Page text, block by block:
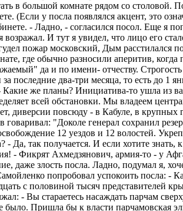
в большой комнате рядом со столовой.
(Если у посла появлялся акцент, это
- Ладно, - согласился посол. Еще я
возражал. И тут я увидел, что лицо его
пожар московский, Дым расстилался
где обычно разносили аперитив, когда
да и по имени- отчеству.
два-три месяца, то есть до 1
Какие же планы? Инициатива-то ушла из
всей обстановки. Мы владеем
диверсии повсюду - в Кабуле, в
"Доколе генерал сохранил
12 уездов и 12 волостей.
- Да, так получается. И если хотите
- Фикрят Ахмедзянович, армия-то - у
даже злость посла. Ладно, подумал я,
попробовал успокоить посла: -
с половиной тысяч представителей
- Вы стараетесь насаждать парчам
Пришла бы к власти парчамовская